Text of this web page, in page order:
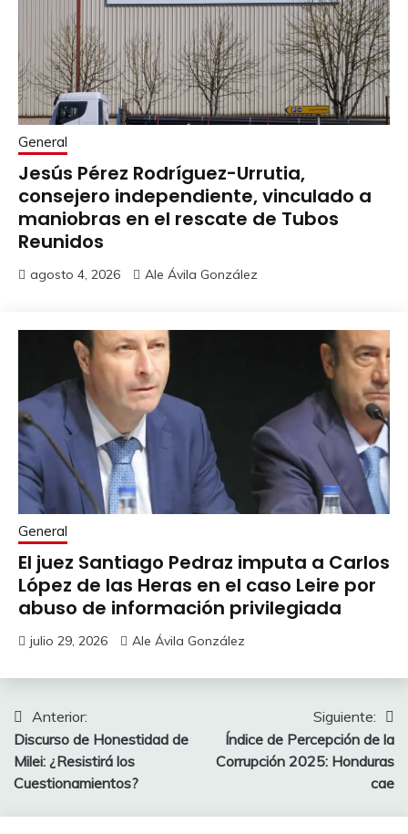
General
Jesús Pérez Rodríguez-Urrutia,
consejero independiente, vinculado a
maniobras en el rescate de Tubos
Reunidos
agosto 4, 2026 Ale Ávila González
General
El juez Santiago Pedraz imputa a Carlos
López de las Heras en el caso Leire por
abuso de información privilegiada
julio 29, 2026 Ale Ávila González
Navegación
de
entradas
Anterior:
Discurso de Honestidad de
Milei: ¿Resistirá los
Cuestionamientos?
Siguiente:
Índice de Percepción de la
Corrupción 2025: Honduras
cae